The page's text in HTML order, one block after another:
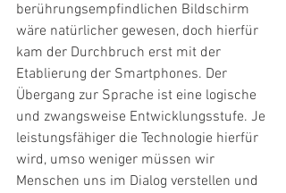
berührungsempfindlichen Bildschirm
wäre natürlicher gewesen, doch hierfür
kam der Durchbruch erst mit der
Etablierung der Smartphones. Der
Übergang zur Sprache ist eine logische
und zwangsweise Entwicklungsstufe. Je
leistungsfähiger die Technologie hierfür
wird, umso weniger müssen wir
Menschen uns im Dialog verstellen und